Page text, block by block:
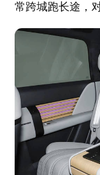
常跨城跑长途，